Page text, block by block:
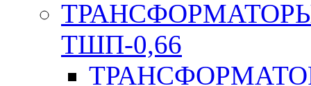
ТШП-0,66